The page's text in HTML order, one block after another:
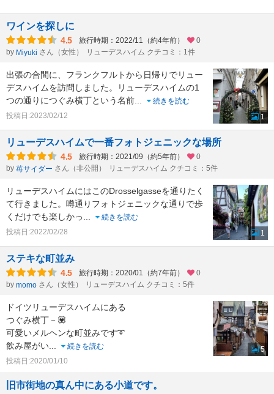
ワインを探しに
4.5 旅行時期：2022/11（約4年前）
0
by Miyuki さん（女性） リューデスハイム クチコミ：1件
出張の合間に、フランクフルトから日帰りでリュー
デスハイムを訪問しました。リューデスハイムの1
つの通りにつぐみ横丁という名前...
続きを読む
投稿日:2023/02/12
1
リューデスハイムで一番フォトジェニックな場所
4.5 旅行時期：2021/09（約5年前）
0
by 苺サイダー さん（非公開） リューデスハイム クチコミ：5件
リューデスハイムにはこのDrosselgasseを通りたく
て行きました。噂通りフォトジェニックな通りで歩
くだけでも楽しかっ...
続きを読む
投稿日:2022/02/28
1
ステキな町並み
4.5 旅行時期：2020/01（約7年前）
0
by momo さん（女性） リューデスハイム クチコミ：5件
ドイツリューデスハイムにある
つぐみ横丁－💟
可愛いメルヘンな町並みです➰
飲み屋がい...
続きを読む
投稿日:2020/01/10
5
旧市街地の真ん中にある小道です。